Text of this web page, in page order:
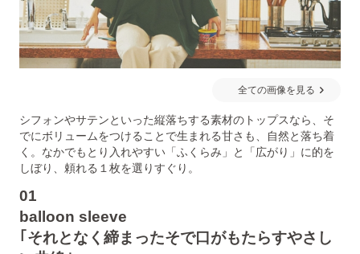
ン
全ての画像を見る
シフォンやサテンといった縦落ちする素材のトップスなら、そ
でにボリュームをつけることで生まれる甘さも、自然と落ち着
く。なかでもとり入れやすい「ふくらみ」と「広がり」に的を
しぼり、頼れる１枚を選りすぐり。
01
balloon sleeve
｢それとなく締まったそで口がもたらすやさし